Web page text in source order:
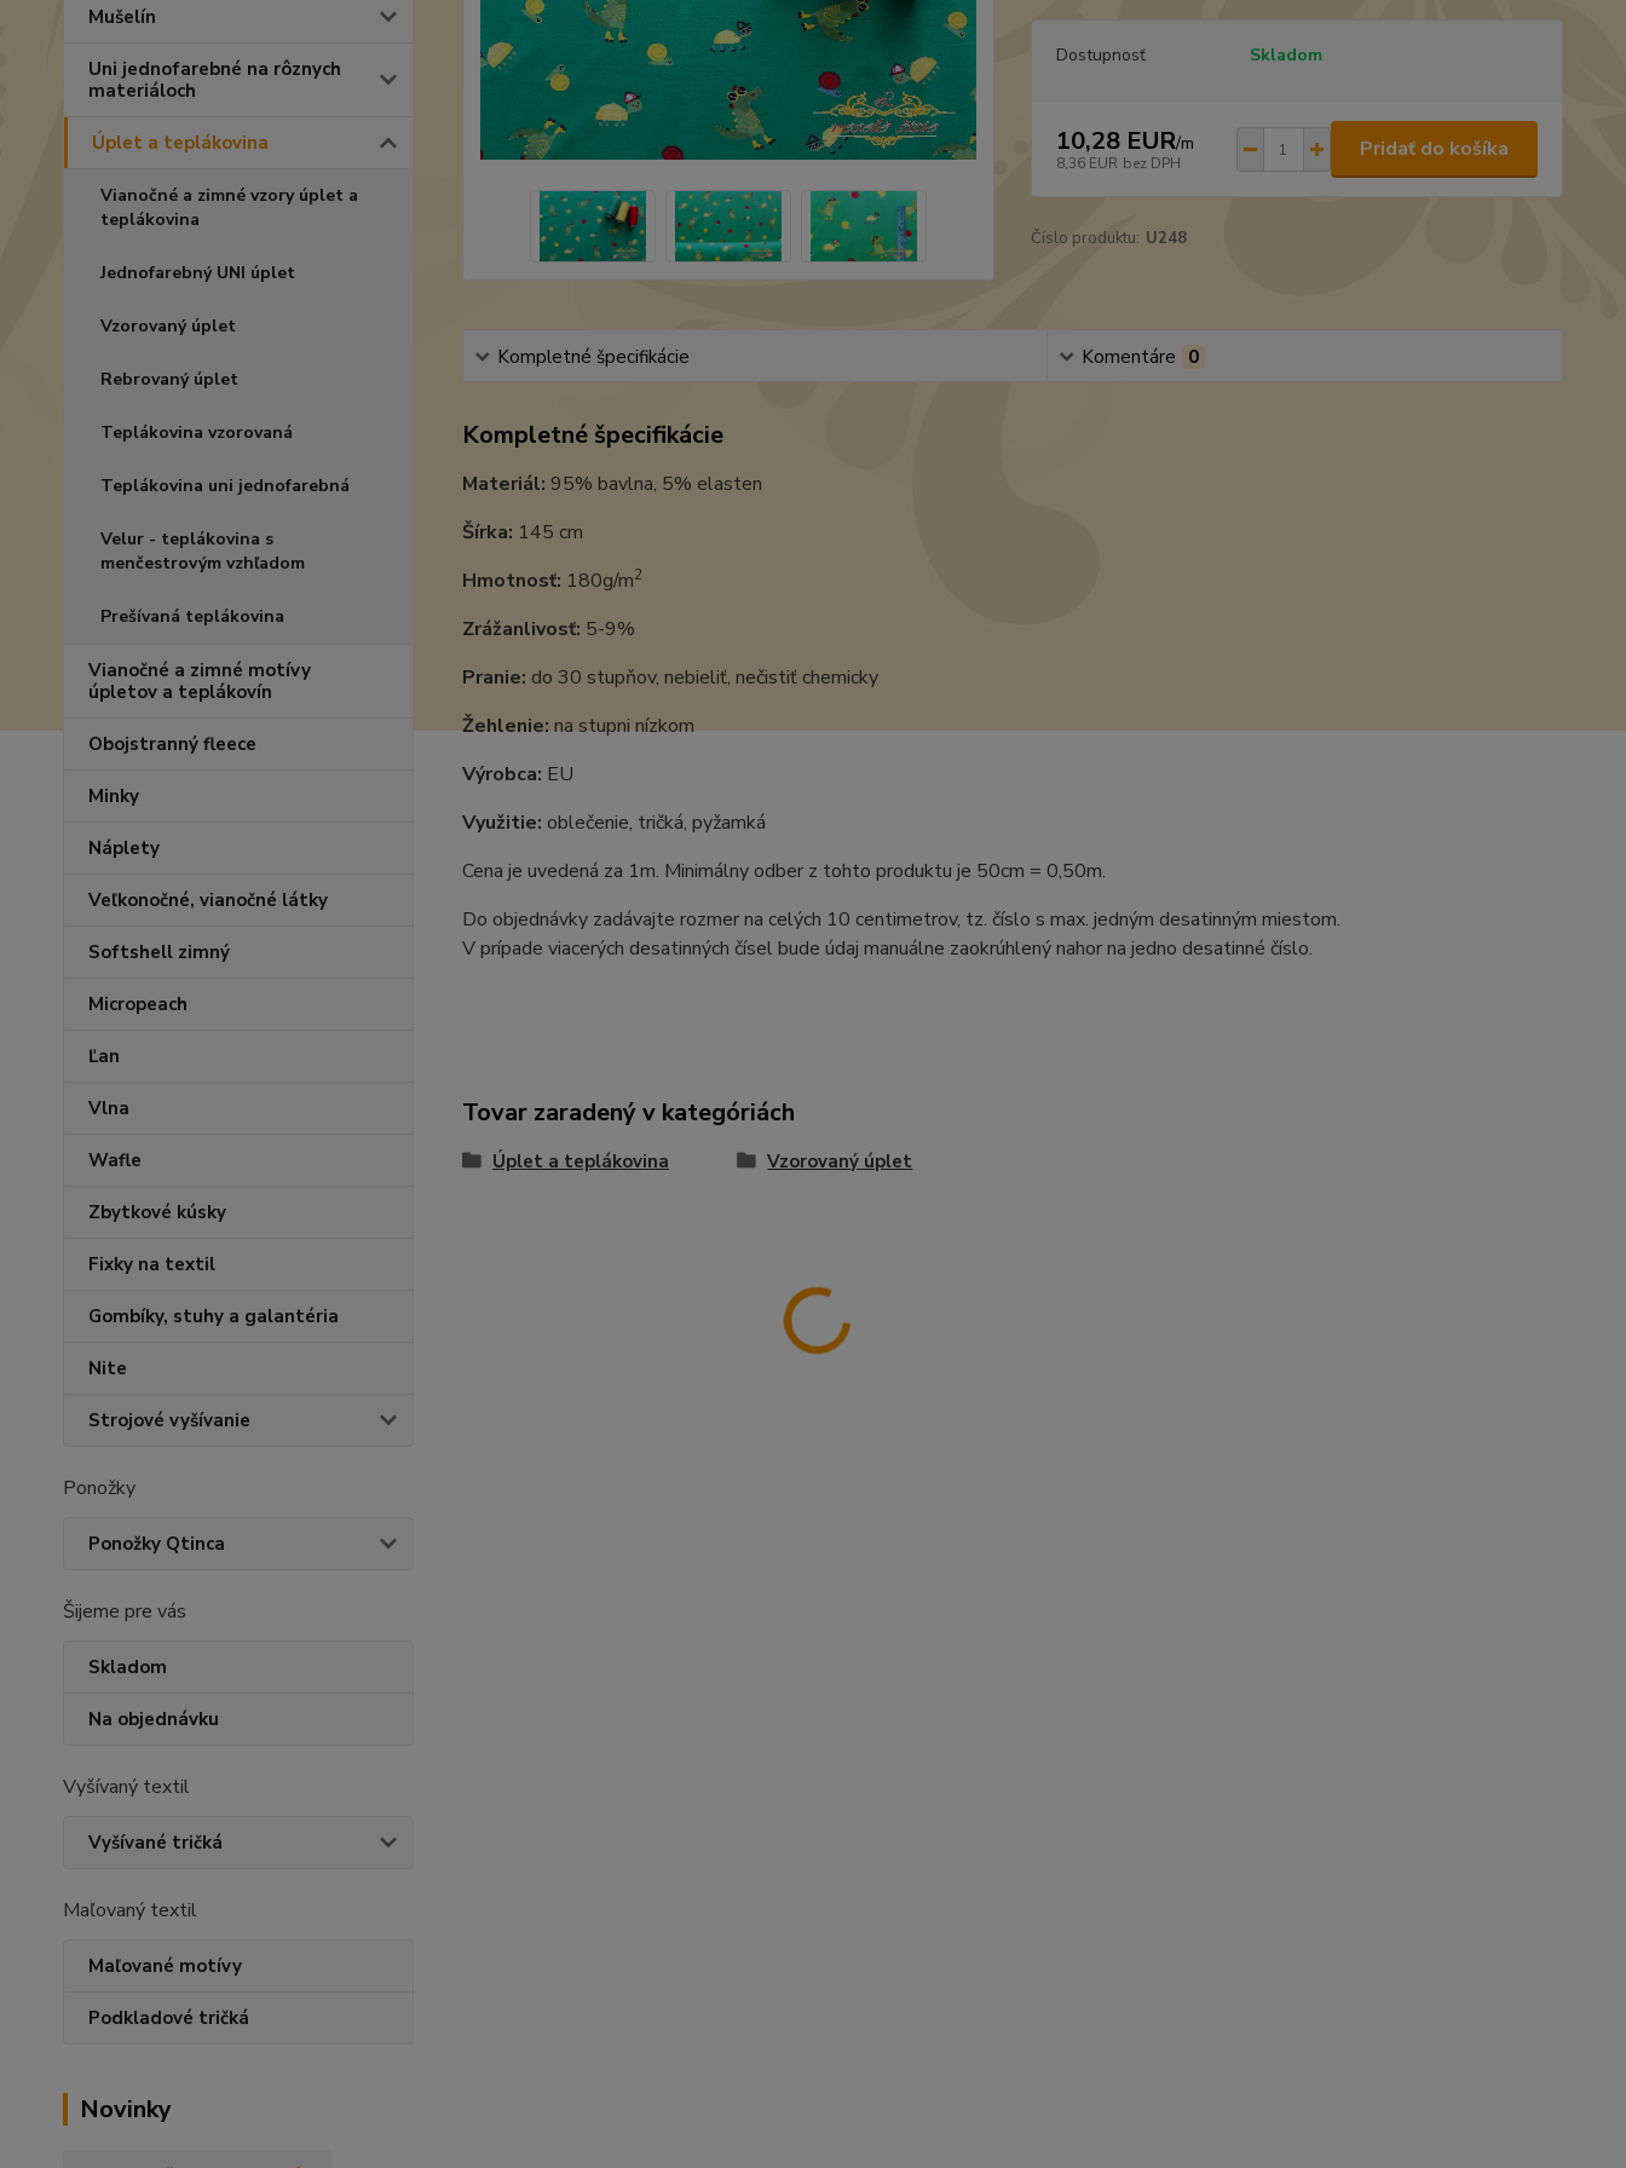
Mušelín
Uni jednofarebné na rôznych
materiáloch
Úplet a teplákovina
Vianočné a zimné vzory úplet a
teplákovina
Jednofarebný UNI úplet
Vzorovaný úplet
Rebrovaný úplet
Teplákovina vzorovaná
Teplákovina uni jednofarebná
Velur - teplákovina s
menčestrovým vzhľadom
Prešívaná teplákovina
Vianočné a zimné motívy
úpletov a teplákovín
Obojstranný fleece
Minky
Náplety
Veľkonočné, vianočné látky
Softshell zimný
Micropeach
Ľan
Vlna
Wafle
Zbytkové kúsky
Fixky na textil
Gombíky, stuhy a galantéria
Nite
Strojové vyšívanie
Ponožky
Ponožky Qtinca
Šijeme pre vás
Skladom
Na objednávku
Vyšívaný textil
Vyšívané tričká
Maľovaný textil
Maľované motívy
Podkladové tričká
Novinky
Dostupnosť Skladom
10,28 EUR/m
8,36 EUR bez DPH
Pridať do košíka
Číslo produktu: U248
Kompletné špecifikácie Komentáre 0
Kompletné špecifikácie
Materiál: 95% bavlna, 5% elasten
Šírka: 145 cm
Hmotnosť: 180g/m2
Zrážanlivosť: 5-9%
Pranie: do 30 stupňov, nebieliť, nečistiť chemicky
Žehlenie:na stupni nízkom
Výrobca: EU
Využitie: oblečenie, tričká, pyžamká
Cena je uvedená za 1m. Minimálny odber z tohto produktu je 50cm = 0,50m.
Do objednávky zadávajte rozmer na celých 10 centimetrov, tz. číslo s max. jedným desatinným miestom.
V prípade viacerých desatinných čísel bude údaj manuálne zaokrúhlený nahor na jedno desatinné číslo.
Tovar zaradený v kategóriách
Úplet a teplákovina Vzorovaný úplet